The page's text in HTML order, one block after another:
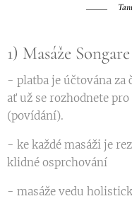
1) Masáže Songare
- platba je účtována za
ať už se rozhodnete
(povídání).
- ke každé masáži je
klidné osprchování
- masáže vedu